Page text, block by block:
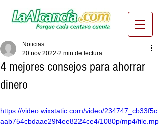
4 mejores consejos para ahorrar
dinero
Noticias
20 nov 2022 2 min de lectura
https://video.wixstatic.com/video/234747_cb33f5c
aab754cbdaae29f4ee8224ce4/1080p/mp4/file.mp